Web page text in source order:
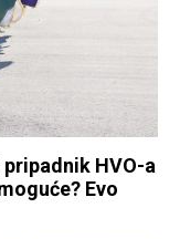
HVO-a
Evo